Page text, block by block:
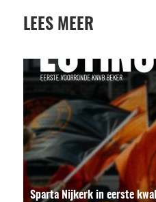
LEES MEER
Sparta Nijkerk in eerste